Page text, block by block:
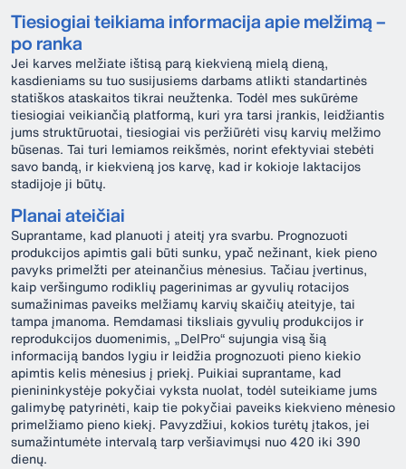
Tiesiogiai teikiama informacija apie melžimą –
po ranka
Jei karves melžiate ištisą parą kiekvieną mielą dieną,
kasdieniams su tuo susijusiems darbams atlikti standartinės
statiškos ataskaitos tikrai neužtenka. Todėl mes sukūrėme
tiesiogiai veikiančią platformą, kuri yra tarsi įrankis, leidžiantis
jums struktūruotai, tiesiogiai vis peržiūrėti visų karvių melžimo
būsenas. Tai turi lemiamos reikšmės, norint efektyviai stebėti
savo bandą, ir kiekvieną jos karvę, kad ir kokioje laktacijos
stadijoje ji būtų.
Planai ateičiai
Suprantame, kad planuoti į ateitį yra svarbu. Prognozuoti
produkcijos apimtis gali būti sunku, ypač nežinant, kiek pieno
pavyks primelžti per ateinančius mėnesius. Tačiau įvertinus,
kaip veršingumo rodiklių pagerinimas ar gyvulių rotacijos
sumažinimas paveiks melžiamų karvių skaičių ateityje, tai
tampa įmanoma. Remdamasi tiksliais gyvulių produkcijos ir
reprodukcijos duomenimis, „DelPro“ sujungia visą šią
informaciją bandos lygiu ir leidžia prognozuoti pieno kiekio
apimtis kelis mėnesius į priekį. Puikiai suprantame, kad
pienininkystėje pokyčiai vyksta nuolat, todėl suteikiame jums
galimybę patyrinėti, kaip tie pokyčiai paveiks kiekvieno mėnesio
primelžiamo pieno kiekį. Pavyzdžiui, kokios turėtų įtakos, jei
sumažintumėte intervalą tarp veršiavimųsi nuo 420 iki 390
dienų.